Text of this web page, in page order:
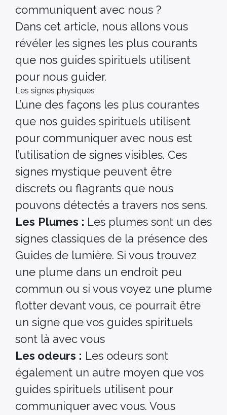
communiquent avec nous ?
Dans cet article, nous allons vous
révéler les signes les plus courants
que nos guides spirituels utilisent
pour nous guider.
Les signes physiques
L’une des façons les plus courantes
que nos guides spirituels utilisent
pour communiquer avec nous est
l’utilisation de signes visibles. Ces
signes mystique peuvent être
discrets ou flagrants que nous
pouvons détectés a travers nos sens.
Les Plumes : Les plumes sont un des
signes classiques de la présence des
Guides de lumière. Si vous trouvez
une plume dans un endroit peu
commun ou si vous voyez une plume
flotter devant vous, ce pourrait être
un signe que vos guides spirituels
sont là avec vous
Les odeurs : Les odeurs sont
également un autre moyen que vos
guides spirituels utilisent pour
communiquer avec vous. Vous